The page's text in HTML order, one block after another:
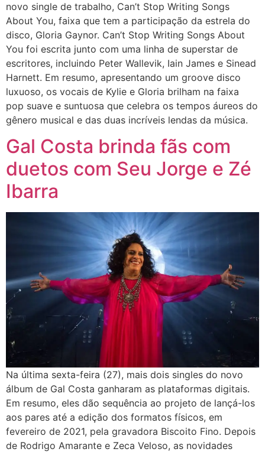
novo single de trabalho, Can’t Stop Writing Songs
About You, faixa que tem a participação da estrela do
disco, Gloria Gaynor. Can’t Stop Writing Songs About
You foi escrita junto com uma linha de superstar de
escritores, incluindo Peter Wallevik, Iain James e Sinead
Harnett. Em resumo, apresentando um groove disco
luxuoso, os vocais de Kylie e Gloria brilham na faixa
pop suave e suntuosa que celebra os tempos áureos do
gênero musical e das duas incríveis lendas da música.
Gal Costa brinda fãs com
duetos com Seu Jorge e Zé
Ibarra
Na última sexta-feira (27), mais dois singles do novo
álbum de Gal Costa ganharam as plataformas digitais.
Em resumo, eles dão sequência ao projeto de lançá-los
aos pares até a edição dos formatos físicos, em
fevereiro de 2021, pela gravadora Biscoito Fino. Depois
de Rodrigo Amarante e Zeca Veloso, as novidades